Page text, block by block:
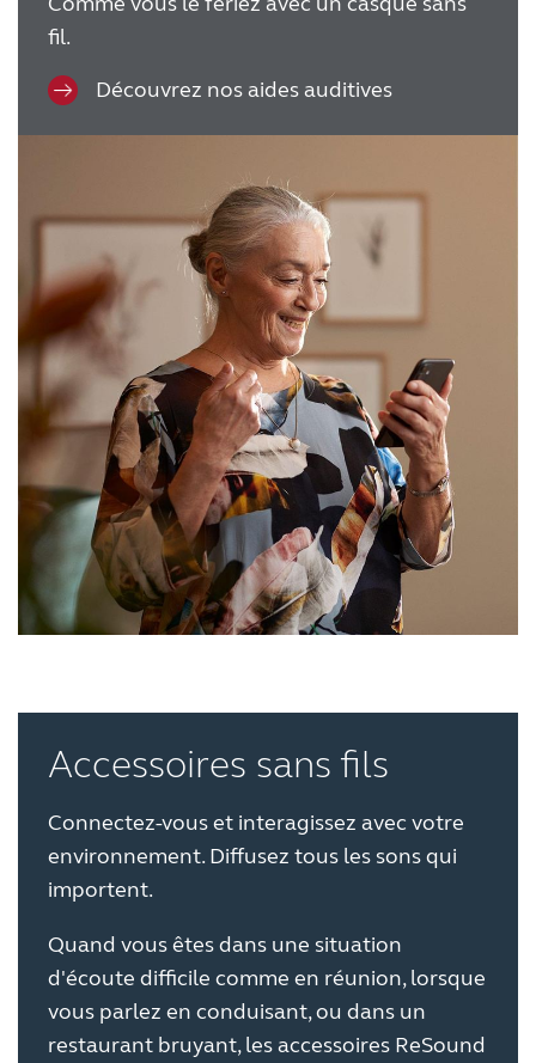
fil.
Découvrez nos aides auditives
Accessoires sans fils
Connectez-vous et interagissez avec votre
environnement. Diffusez tous les sons qui
importent.
Quand vous êtes dans une situation
d'écoute difficile comme en réunion, lorsque
vous parlez en conduisant, ou dans un
restaurant bruyant, les accessoires ReSound